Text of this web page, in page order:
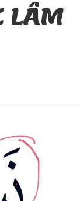
LÂM